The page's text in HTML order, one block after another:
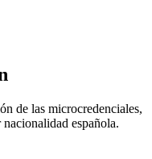
de las microcredenciales,
española.